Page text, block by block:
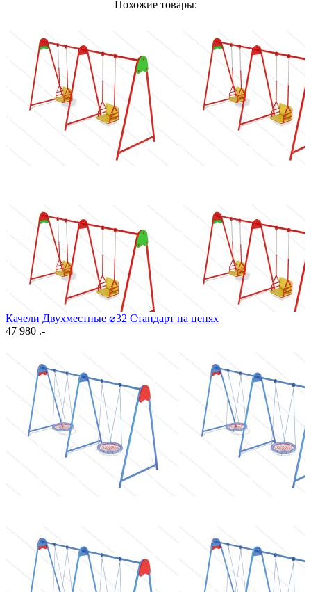
Похожие товары:
Качели Двухместные ⌀32 Стандарт на цепях
47 980 .-